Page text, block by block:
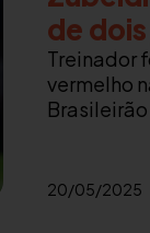
de
Treinador
vermelho
Brasileirão
20/05/2025